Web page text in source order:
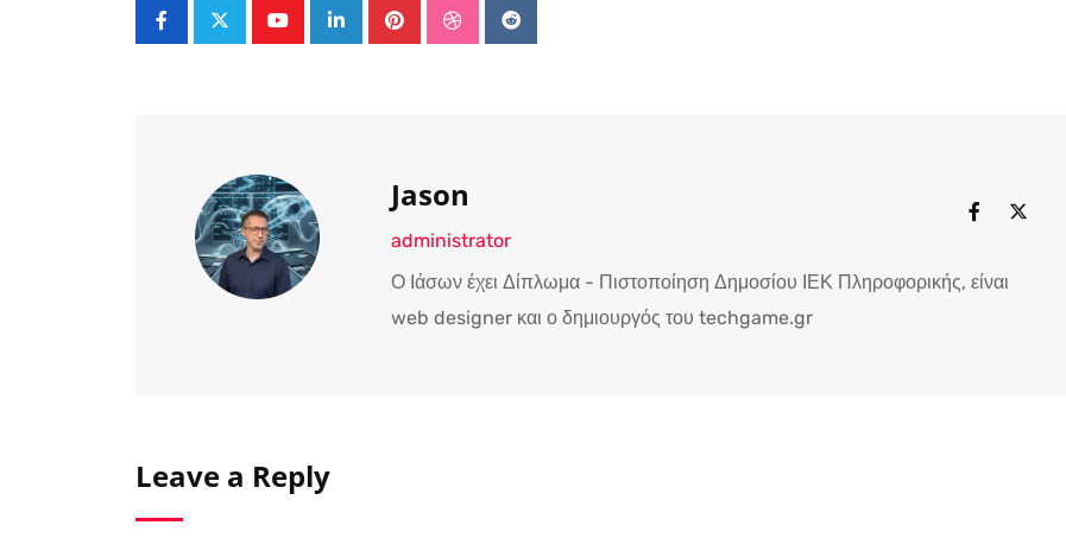
LinkedInPinterestStumbleUpon
Reddit
Jason
administrator
Ο Ιάσων έχει Δίπλωμα - Πιστοποίηση Δημοσίου ΙΕΚ Πληροφορικής, είναι
web designer και ο δημιουργός του techgame.gr
Leave a Reply